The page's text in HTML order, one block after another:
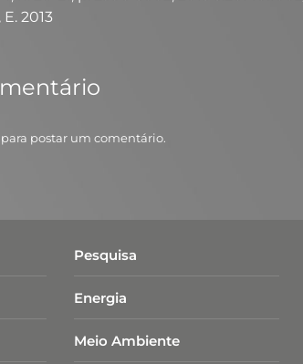
2013
para postar um comentário.
Pesquisa
Energia
Meio Ambiente